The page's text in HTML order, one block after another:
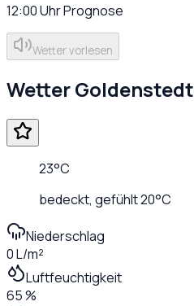
12:00UhrPrognose
Wetter vorlesen
WetterGoldenstedt
23°C
bedeckt, gefühlt20°C
Niederschlag
0 L/m²
Luftfeuchtigkeit
65 %